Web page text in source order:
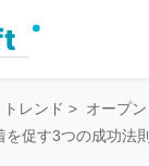
レンド > オープ
促す3つの成功法則